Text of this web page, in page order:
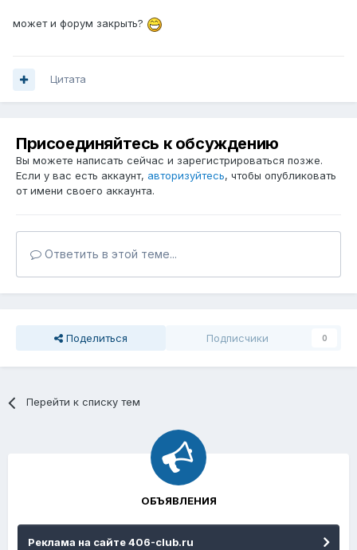
может и форум закрыть?
Цитата
Присоединяйтесь к обсуждению
Вы можете написать сейчас и зарегистрироваться позже.
Если у вас есть аккаунт, авторизуйтесь, чтобы опубликовать
от имени своего аккаунта.
Ответить в этой теме...
Поделиться Подписчики 0
Перейти к списку тем
ОБЪЯВЛЕНИЯ
Реклама на сайте 406-club.ru